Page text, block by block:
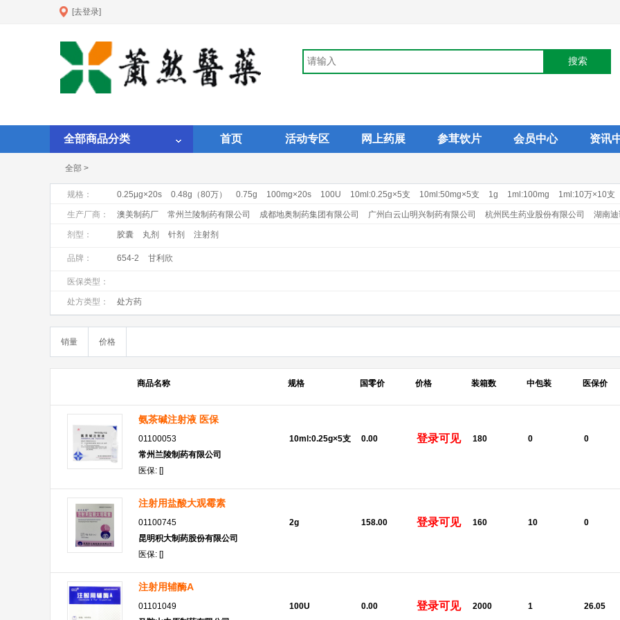
[去登录]
全部商品分类 首页 活动专区 网上药展 参茸饮片 会员中心 资讯
全部 >
规格： 0.25μg×20s 0.48g（80万） 0.75g 100mg×20s 100U 10ml:0.25g×5支 10ml:50mg×5支 1g 1ml:100mg 1ml:10万×10支
1ml:1mg×10支
1ml:1mgX10支 1ml:20mg:×10支 1ml:25mg×10支 20mg×14s 250mg×24s 2g 2ml:0.1g×10支
生产厂商： 澳美制药厂 常州兰陵制药有限公司 成都地奥制药集团有限公司 广州白云山明兴制药有限公司 杭州民生药业股份有限公司
湖南迪
昆明积大制药股份有限公司
浙江瑞新药业股份有限公司
剂型： 胶囊 丸剂 针剂 注射剂
品牌： 654-2 甘利欣
医保类型：
处方类型： 处方药
销量 价格
商品名称 规格 国零价 价格 装箱数 中包装 医保价
氨茶碱注射液 医保
01100053
常州兰陵制药有限公司
医保: []
10ml:0.25g×5支 0.00 登录可见 180 0 0
注射用盐酸大观霉素
01100745
昆明积大制药股份有限公司
医保: []
2g 158.00 登录可见 160 10 0
注射用辅酶A
01101049
100U 0.00 登录可见 2000 1 26.05